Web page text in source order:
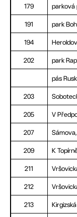
179 parková
191 park
194
202 park
pás
203
205 V
207
209 K
211
212
213 Kirgizská